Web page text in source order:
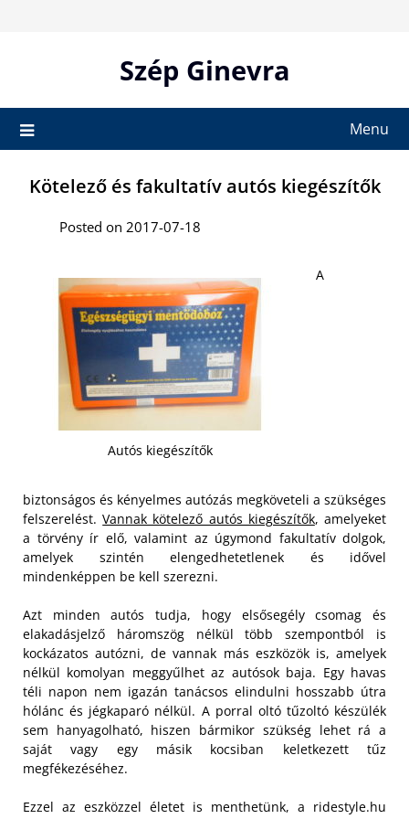
Szép Ginevra
Menu
Kötelező és fakultatív autós kiegészítők
Posted on 2017-07-18
Autós kiegészítők
A
biztonságos és kényelmes autózás megköveteli a szükséges
felszerelést.Vannak kötelező autós kiegészítők, amelyeket
a törvény ír elő, valamint az úgymond fakultatív dolgok,
amelyek szintén elengedhetetlenek és idővel
mindenképpen be kell szerezni.
Azt minden autós tudja, hogy elsősegély csomag és
elakadásjelző háromszög nélkül több szempontból is
kockázatos autózni, de vannak más eszközök is, amelyek
nélkül komolyan meggyűlhet az autósok baja. Egy havas
téli napon nem igazán tanácsos elindulni hosszabb útra
hólánc és jégkaparó nélkül. A porral oltó tűzoltó készülék
sem hanyagolható, hiszen bármikor szükség lehet rá a
saját vagy egy másik kocsiban keletkezett tűz
megfékezéséhez.
Ezzel az eszközzel életet is menthetünk, a ridestyle.hu